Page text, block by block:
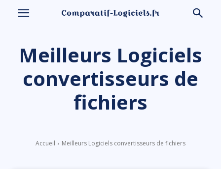
Meilleurs Logiciels
convertisseurs de
fichiers
Accueil Meilleurs Logiciels convertisseurs de fichiers